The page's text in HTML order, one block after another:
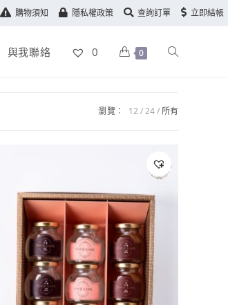
購物須知 隱私權政策 查詢訂單 立即結帳
與我聯絡 0 0
瀏覽： 12 24 所有